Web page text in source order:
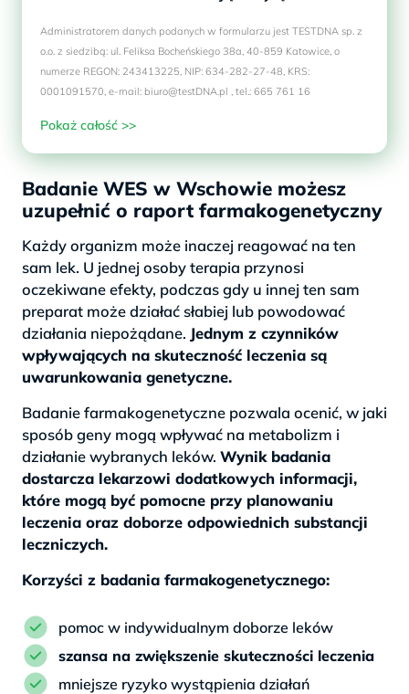
Administratorem danych podanych w formularzu jest TESTDNA sp. z
o.o. z siedzibą: ul. Feliksa Bocheńskiego 38a, 40-859 Katowice, o
numerze REGON: 243413225, NIP: 634-282-27-48, KRS:
0001091570, e-mail: biuro@testDNA.pl , tel.: 665 761 16
Pokaż całość >>
Badanie WES w Wschowie możesz
uzupełnić o raport farmakogenetyczny
Każdy organizm może inaczej reagować na ten
sam lek. U jednej osoby terapia przynosi
oczekiwane efekty, podczas gdy u innej ten sam
preparat może działać słabiej lub powodować
działania niepożądane. Jednym z czynników
wpływających na skuteczność leczenia są
uwarunkowania genetyczne.
Badanie farmakogenetyczne pozwala ocenić, w jaki
sposób geny mogą wpływać na metabolizm i
działanie wybranych leków. Wynik badania
dostarcza lekarzowi dodatkowych informacji,
które mogą być pomocne przy planowaniu
leczenia oraz doborze odpowiednich substancji
leczniczych.
Korzyści z badania farmakogenetycznego:
pomoc w indywidualnym doborze leków
szansa na zwiększenie skuteczności leczenia
mniejsze ryzyko wystąpienia działań